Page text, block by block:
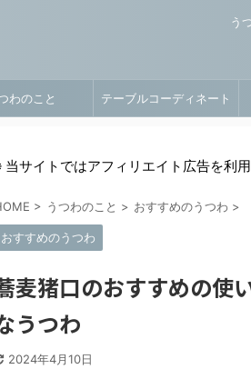
う
わのこと テーブルコーディネート
当サイトではアフィリエイト広告を利
> うつわのこと > おすすめのうつわ >
おすすめのうつわ
麦猪口のおすすめの使
うつわ
2024年4月10日